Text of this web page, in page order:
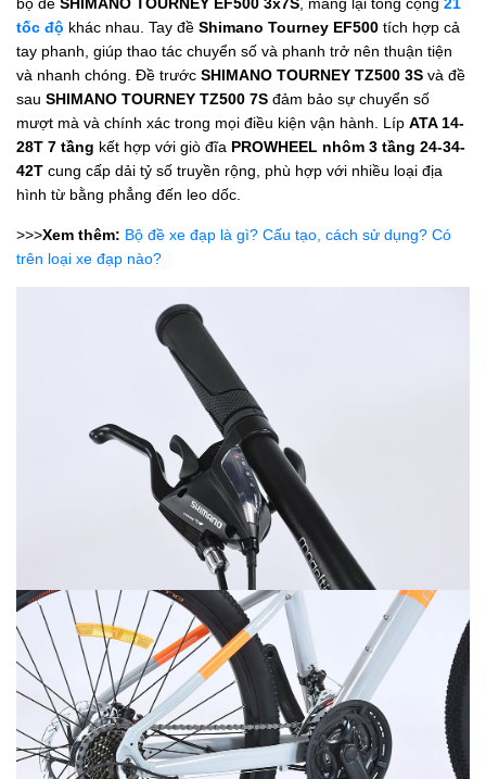
bộ đề SHIMANO TOURNEY EF500 3x7S, mang lại tổng cộng 21
tốc độ khác nhau. Tay đề Shimano Tourney EF500 tích hợp cả
tay phanh, giúp thao tác chuyển số và phanh trở nên thuận tiện
và nhanh chóng. Đề trước SHIMANO TOURNEY TZ500 3S và đề
sau SHIMANO TOURNEY TZ500 7S đảm bảo sự chuyển số
mượt mà và chính xác trong mọi điều kiện vận hành. Líp ATA 14-
28T 7 tầng kết hợp với giò đĩa PROWHEEL nhôm 3 tầng 24-34-
42T cung cấp dải tỷ số truyền rộng, phù hợp với nhiều loại địa
hình từ bằng phẳng đến leo dốc.
>>>Xem thêm: Bộ đề xe đạp là gì? Cấu tạo, cách sử dụng? Có
trên loại xe đạp nào?